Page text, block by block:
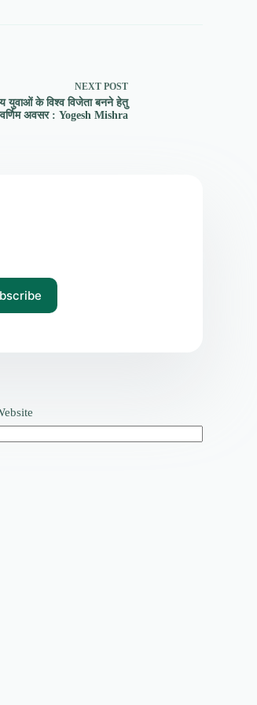
NEXT POST
युवाओं के विश्व विजेता बनने हेतु
अवसर : Yogesh Mishra